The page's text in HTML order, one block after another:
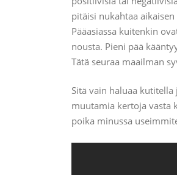
pitäisi nukahtaa
Pääasiassa kuitenkin
nousta. Pieni pää
Tätä seuraa maailman
Sitä vain haluaa
muutamia kertoja vasta
poika minussa